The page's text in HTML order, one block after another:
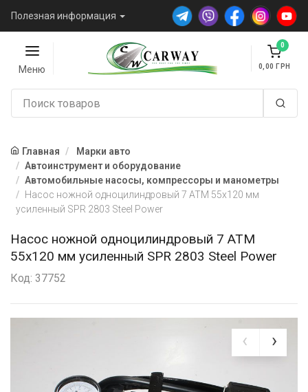
Полезная информация
Меню
0
0,00
Главная
Марки авто
Автоинструмент и оборудование
Автомобильные насосы, компрессоры и манометры
Насос ножной одноцилиндровый 7 ATM 55х120 мм
усиленный SPR 2803 Steel Power
Насос ножной одноцилиндровый 7 ATM
55х120 мм усиленный SPR 2803 Steel Power
Код: 37752